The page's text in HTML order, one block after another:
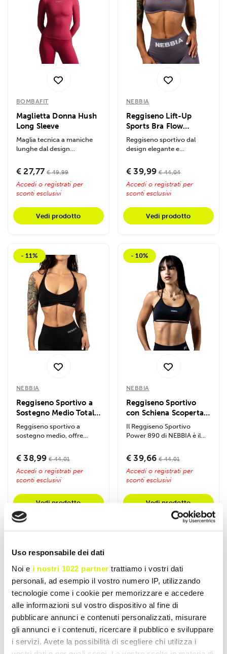
Uso responsabile dei dati
Noi e i nostri 1022 partner trattiamo i vostri dati
personali, ad esempio il vostro numero IP, utilizzando
tecnologie come i cookie per memorizzare e accedere
alle informazioni sul vostro dispositivo al fine di
pubblicare annunci e contenuti personalizzati, misurare
gli annunci e i contenuti, ricercare il pubblico e sviluppare
i servizi. Avete la possibilità di scegliere chi utilizza i
BOMBAFIT
Maglietta Donna Hush
Long Sleeve
Maglia tecnica a maniche
lunghe dal design
Realizzata in tessuto...
€ 27,77 € 49,99
Accedi o registrati per
sconti esclusivi
Vedi prodotto
NEBBIA
Reggiseno Lift-Up
Sports Bra Flow
Seamless
Reggiseno sportivo dal
design elegante e
tecnologia seamless e...
€ 39,99 € 44,04
Accedi o registrati per
sconti esclusivi
Vedi prodotto
- 11%
NEBBIA
Reggiseno Sportivo a
Sostegno Medio Totally
Seamless 305
Reggiseno sportivo a
sostegno medio, offre
movimento e...
€ 38,99 € 44,01
Accedi o registrati per
sconti esclusivi
Vedi prodotto
- 10%
NEBBIA
Reggiseno Sportivo
con Schiena Scoperta
Power 890
Il Reggiseno Sportivo
Power 890 di NEBBIA è il
€ 39,66 € 44,01
Accedi o registrati per
sconti esclusivi
Vedi prodotto